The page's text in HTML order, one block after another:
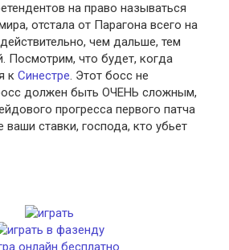
на право называться
отстала от Парагона всего на
чем дальше, тем
Посмотрим, что будет, когда
к Синестре. Этот босс не
должен быть ОЧЕНЬ сложным,
прогресса первого патча
ваши ставки, господа, кто убьет